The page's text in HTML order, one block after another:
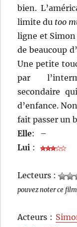
bien.
limite du too
ligne et Simon
de beaucoup
Une petite
par
secondaire
d’enfance.
fait passer un
Elle:
–
Lui :
Lecteurs :
pouvez noter ce film
Acteurs :